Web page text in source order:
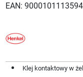
EAN: 9000101113594
Klej kontaktowy w